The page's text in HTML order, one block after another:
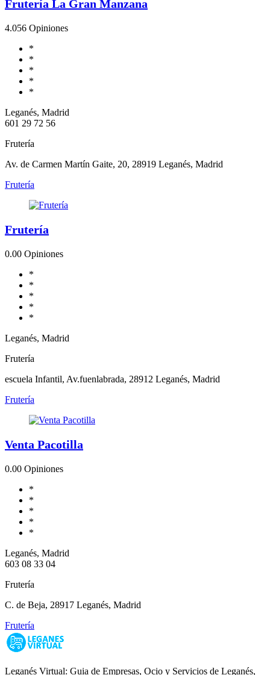
Frutería La Gran Manzana
4.056 Opiniones
*
*
*
*
*
Leganés, Madrid
601 29 72 56
Frutería
Av. de Carmen Martín Gaite, 20, 28919 Leganés, Madrid
Frutería
Frutería
0.00 Opiniones
*
*
*
*
*
Leganés, Madrid
Frutería
escuela Infantil, Av.fuenlabrada, 28912 Leganés, Madrid
Frutería
Venta Pacotilla
0.00 Opiniones
*
*
*
*
*
Leganés, Madrid
603 08 33 04
Frutería
C. de Beja, 28917 Leganés, Madrid
Frutería
Leganés Virtual: Guia de Empresas, Ocio y Servicios de Leganés,